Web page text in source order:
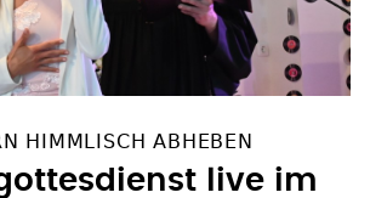
HIMMLISCH ABHEBEN
live im